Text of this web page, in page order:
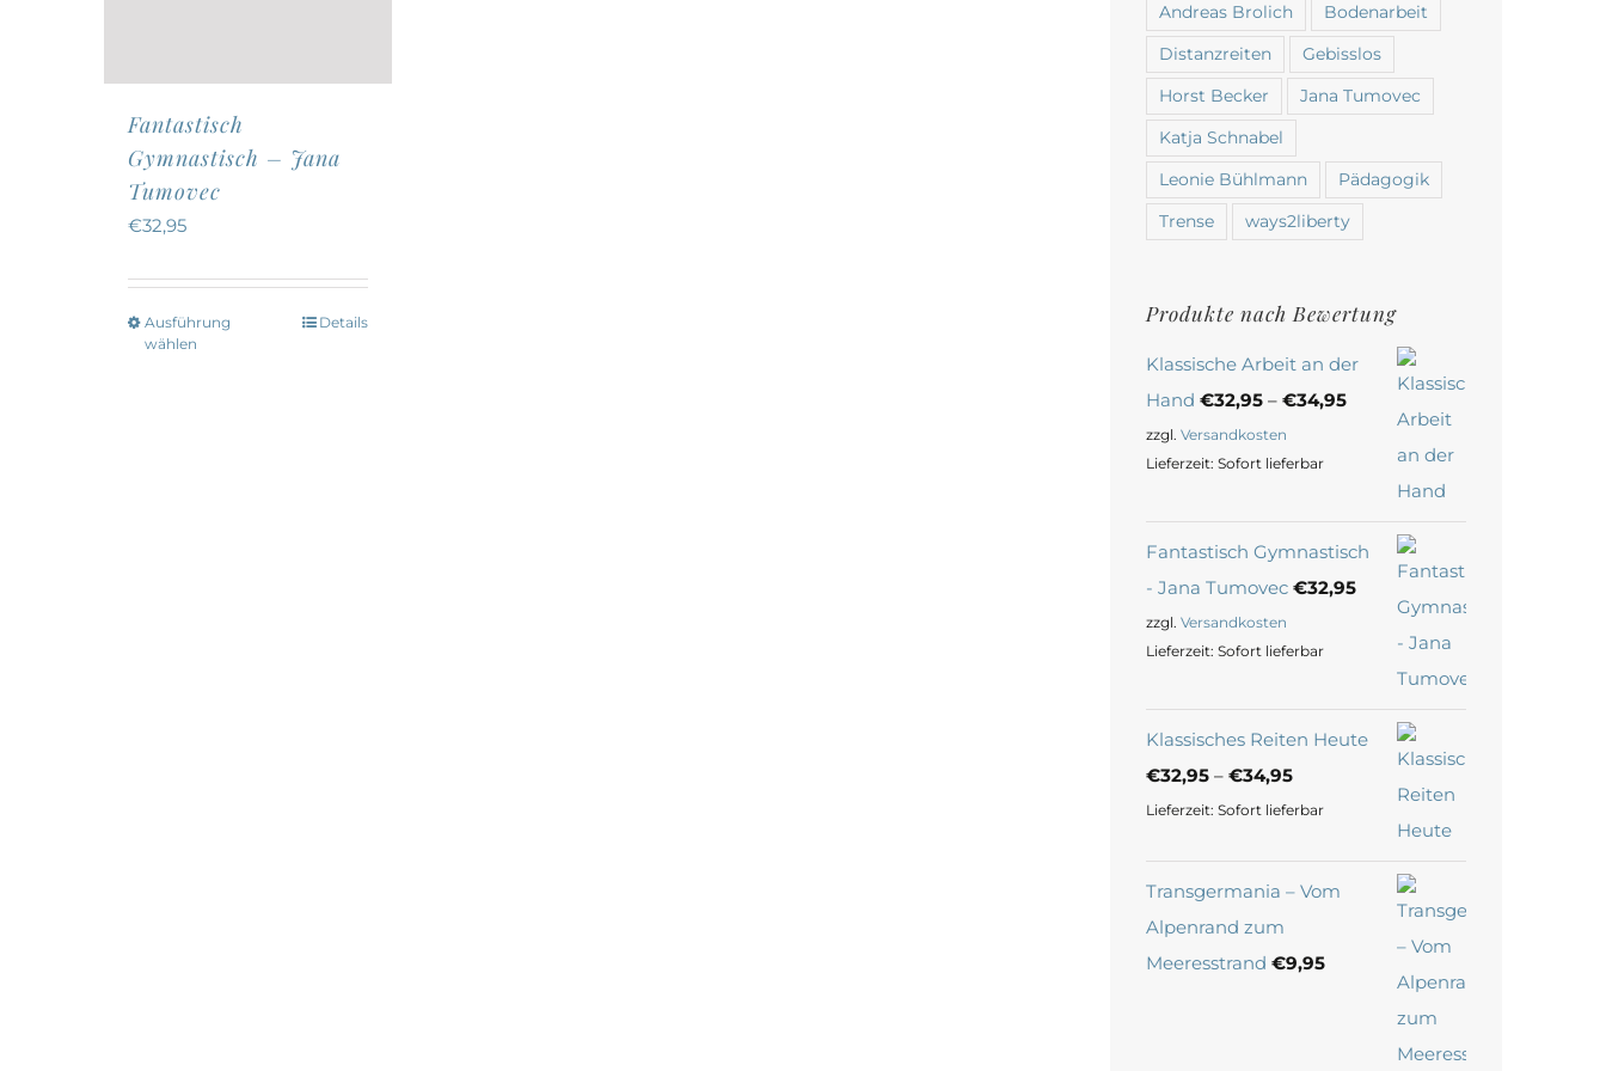
Fantastisch
Gymnastisch – Jana
Tumovec
€32,95
Ausführung
wählen
Details
Andreas Brolich Bodenarbeit
Distanzreiten Gebisslos
Horst Becker Jana Tumovec
Katja Schnabel
Leonie Bühlmann Pädagogik
Trense ways2liberty
Produkte nach Bewertung
Klassische Arbeit an der
Hand €32,95 –€34,95
zzgl.Versandkosten
Lieferzeit:Sofort lieferbar
Fantastisch Gymnastisch
- Jana Tumovec €32,95
zzgl.Versandkosten
Lieferzeit:Sofort lieferbar
Klassisches Reiten Heute
€32,95 –€34,95
Lieferzeit:Sofort lieferbar
Transgermania – Vom
Alpenrand zum
Meeresstrand €9,95